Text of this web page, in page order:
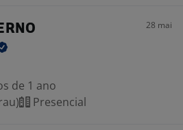
28 mai
de 1 ano
Presencial